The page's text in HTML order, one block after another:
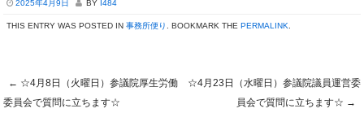
2025年4月9日 BY I484
THIS ENTRY WAS POSTED IN 事務所便り . BOOKMARK THE PERMALINK
Post navigation
← ☆4月8日（火曜日）参議院厚生労働
委員会で質問に立ちます☆
☆4月23日（水曜日）参議院議員運営委
員会で質問に立ちます☆ →